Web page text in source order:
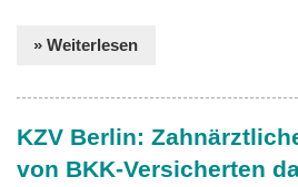
» Weiterlesen
KZV Berlin:
von BKK-Versicherten